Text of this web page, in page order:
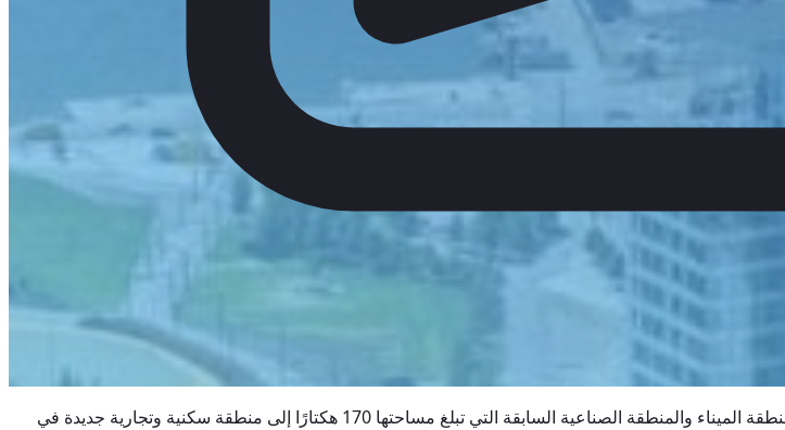
كالاساتاما (“مرفأ الأسماك”) هو أحد أكبر مشاريع التطوير الحضري في هلسنكي، حيث تم تحويل منطقة الميناء والمنطقة الصناعية السابقة التي تبلغ مساحتها 170 هكتارًا إلى منطقة سكنية وتجارية جديدة في